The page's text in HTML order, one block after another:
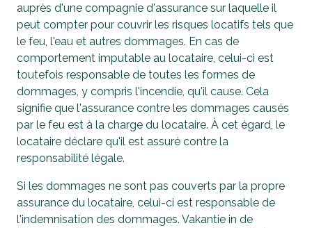
auprès d'une compagnie d'assurance sur laquelle il
peut compter pour couvrir les risques locatifs tels que
le feu, l'eau et autres dommages. En cas de
comportement imputable au locataire, celui-ci est
toutefois responsable de toutes les formes de
dommages, y compris l'incendie, qu'il cause. Cela
signifie que l'assurance contre les dommages causés
par le feu est à la charge du locataire. À cet égard, le
locataire déclare qu'il est assuré contre la
responsabilité légale.
Si les dommages ne sont pas couverts par la propre
assurance du locataire, celui-ci est responsable de
l'indemnisation des dommages. Vakantie in de